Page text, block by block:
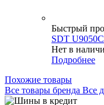
Быстрый
SDT
Нет в
Подробнее
Похожие товары
Все товары бренда Все